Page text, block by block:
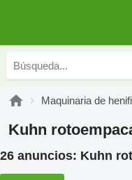
Maquinaria de
Kuhn
26 anuncios: Kuhn